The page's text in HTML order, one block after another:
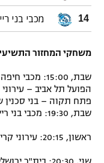
14 מכבי בני
משחקי המחזור
שבת, 19:30: מכבי בני ריינה – מכבי תל אביב (ספורט1)
ראשון, 20:15: עירוני קרית שמונה – מכבי נתניה (ספורט4)